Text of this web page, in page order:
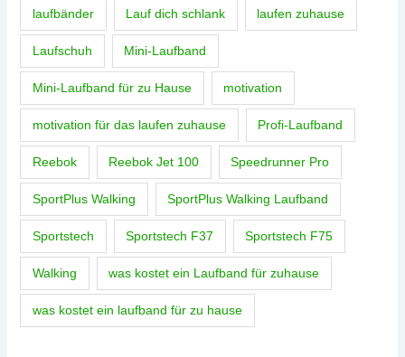
laufbänder Lauf dich schlank laufen zuhause
Laufschuh Mini-Laufband
Mini-Laufband für zu Hause motivation
motivation für das laufen zuhause Profi-Laufband
Reebok Reebok Jet 100 Speedrunner Pro
SportPlus Walking SportPlus Walking Laufband
Sportstech Sportstech F37 Sportstech F75
Walking was kostet ein Laufband für zuhause
was kostet ein laufband für zu hause